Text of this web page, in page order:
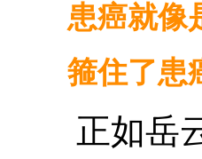
患癌就像是
箍住了患癌
正如岳云